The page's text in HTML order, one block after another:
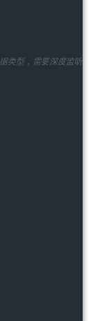
类型，需要深度监听